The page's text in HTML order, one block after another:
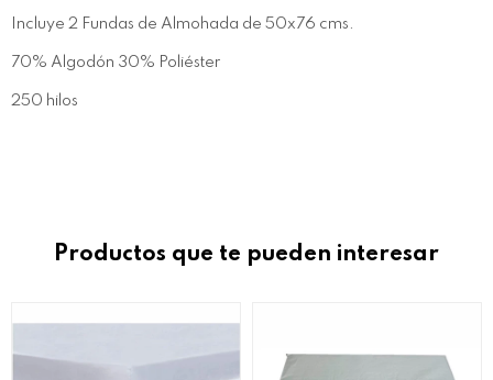
Incluye 2 Fundas de Almohada de 50x76 cms.
70% Algodón 30% Poliéster
250 hilos
Productos que te pueden interesar